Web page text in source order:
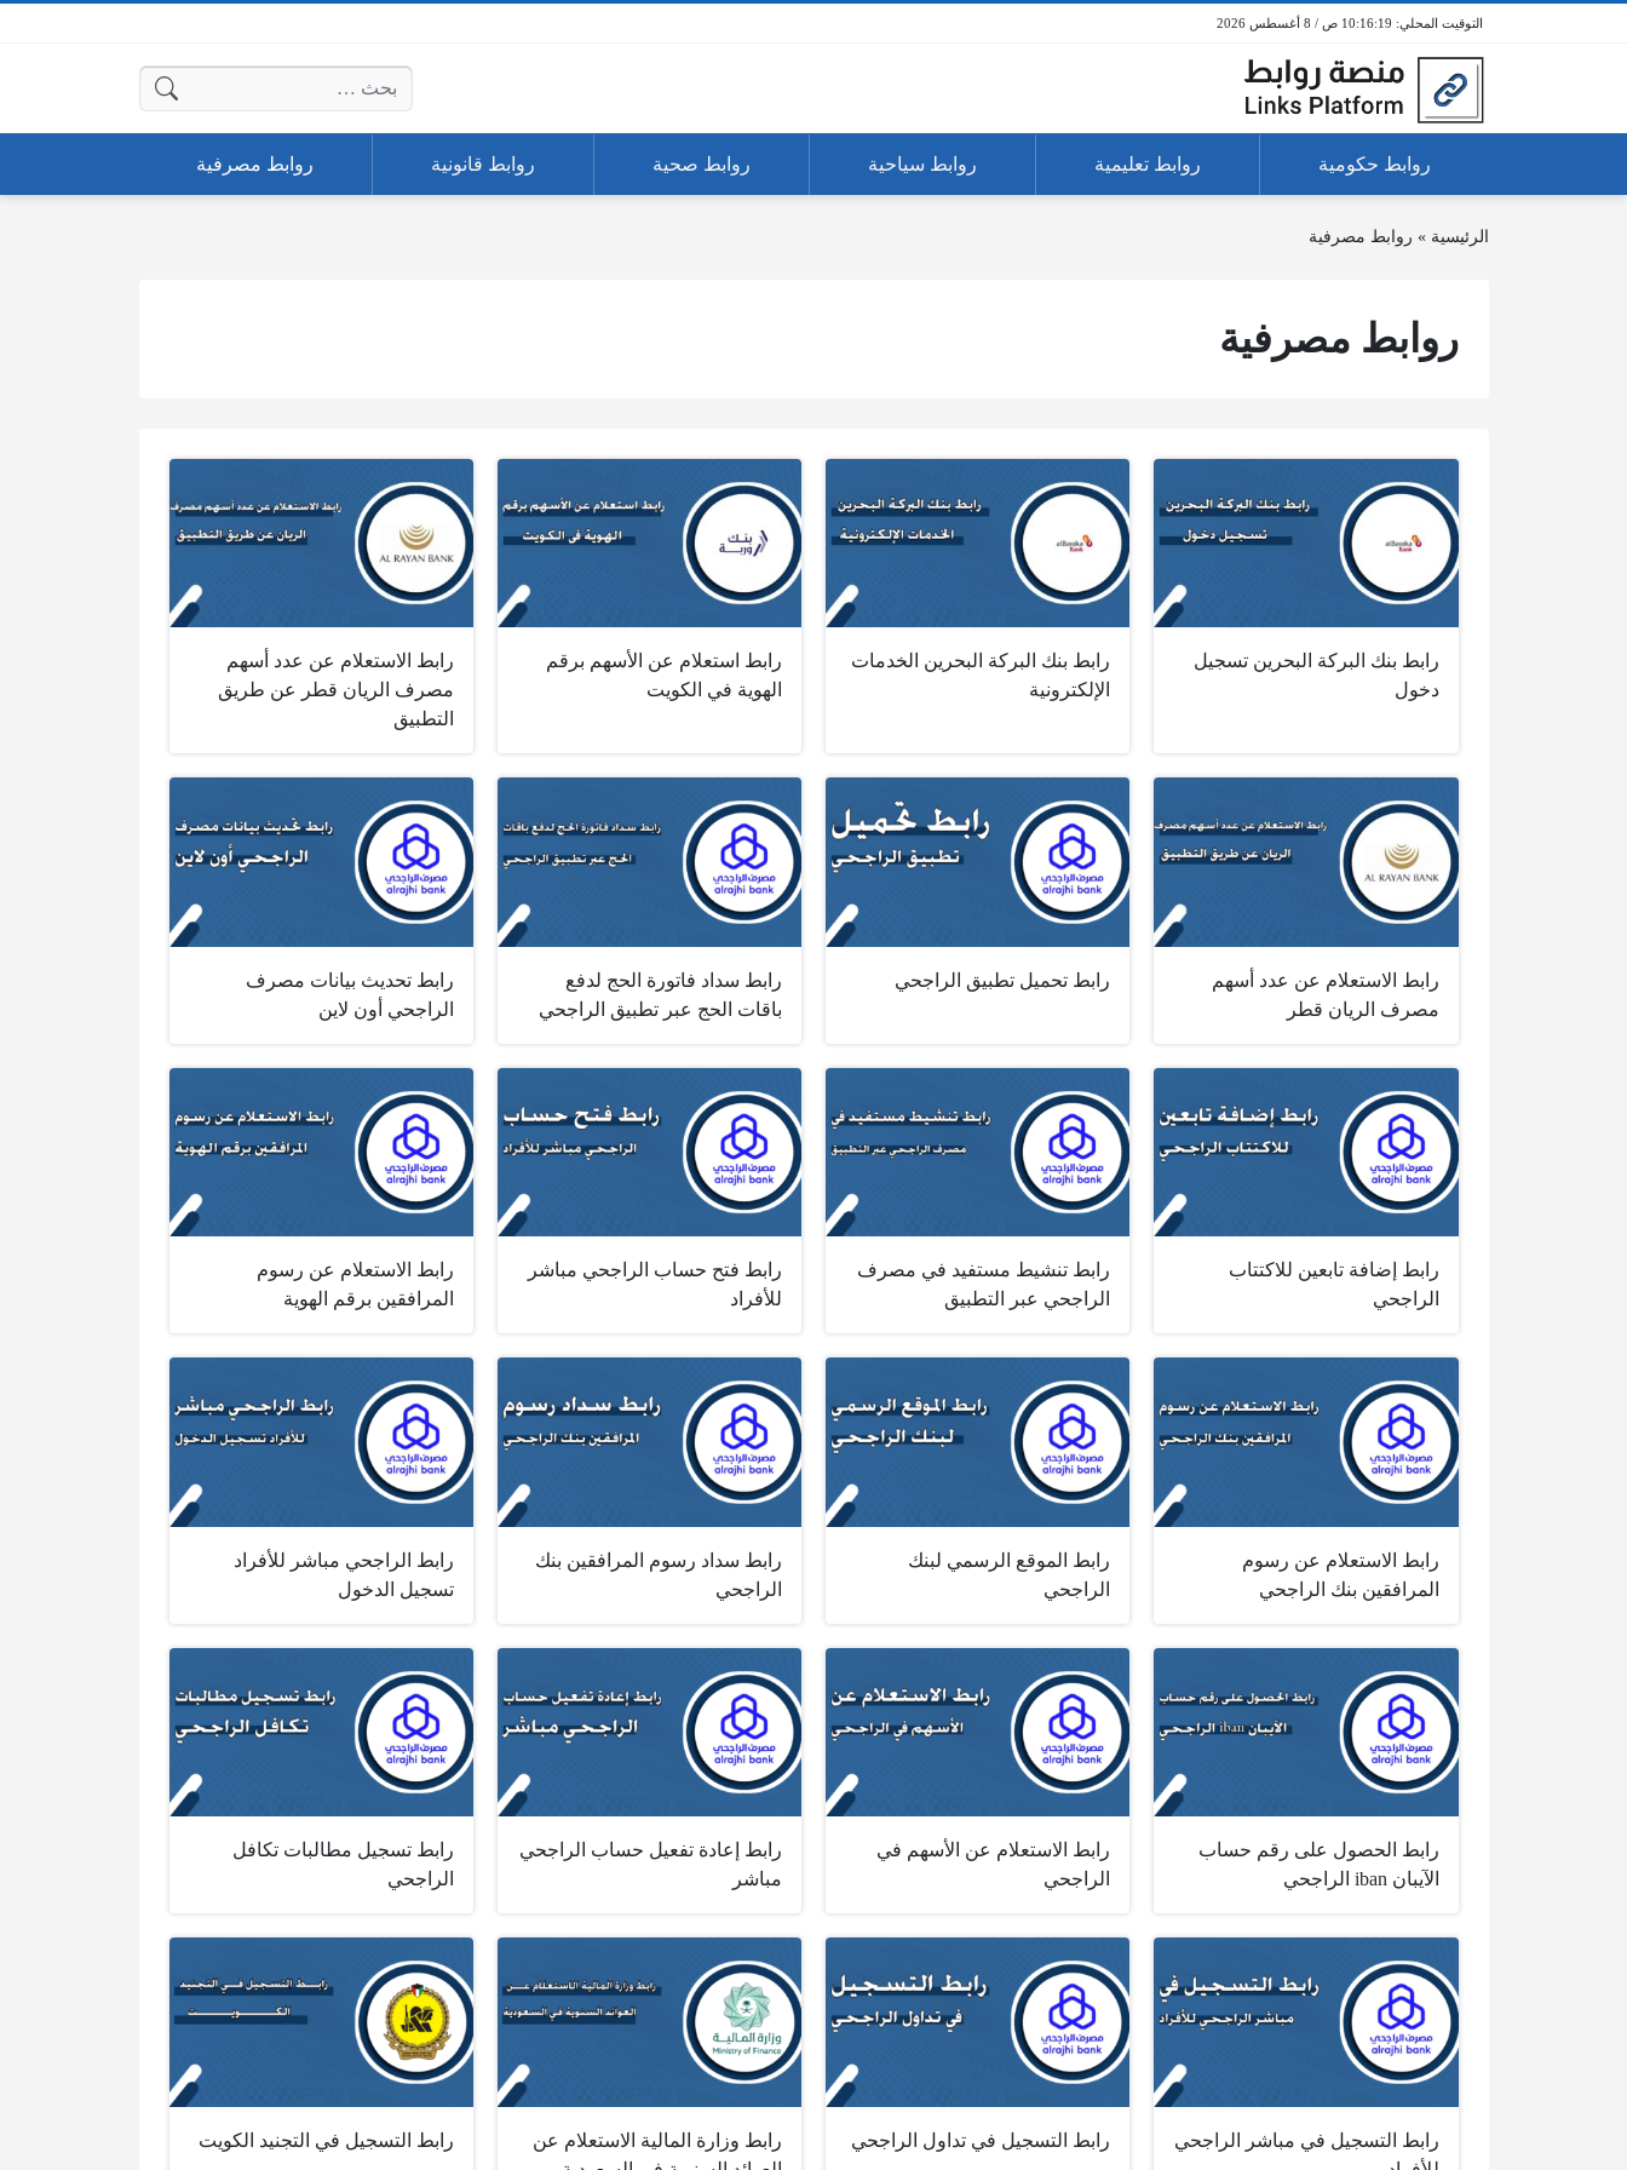
10:16:19 ص / 8 أغسطس 2026
البحث عن:
روابط حكومية روابط تعليمية روابط سياحية روابط صحية روابط قانونية روابط مصرفية
الرئيسية » روابط مصرفية
روابط مصرفية
رابط بنك البركة البحرين تسجيل
دخول
رابط بنك البركة البحرين الخدمات
الإلكترونية
رابط استعلام عن الأسهم برقم
الهوية في الكويت
رابط الاستعلام عن عدد أسهم
مصرف الريان قطر عن طريق
التطبيق
رابط الاستعلام عن عدد أسهم
مصرف الريان قطر
رابط تحميل تطبيق الراجحي
رابط سداد فاتورة الحج لدفع
باقات الحج عبر تطبيق الراجحي
رابط تحديث بيانات مصرف
الراجحي أون لاين
رابط إضافة تابعين للاكتتاب
الراجحي
رابط تنشيط مستفيد في مصرف
الراجحي عبر التطبيق
رابط فتح حساب الراجحي مباشر
للأفراد
رابط الاستعلام عن رسوم
المرافقين برقم الهوية
رابط الاستعلام عن رسوم
المرافقين بنك الراجحي
رابط الموقع الرسمي لبنك
الراجحي
رابط سداد رسوم المرافقين بنك
الراجحي
رابط الراجحي مباشر للأفراد
تسجيل الدخول
رابط الحصول على رقم حساب
الآيبان iban الراجحي
رابط الاستعلام عن الأسهم في
الراجحي
رابط إعادة تفعيل حساب الراجحي
مباشر
رابط تسجيل مطالبات تكافل
الراجحي
رابط التسجيل في مباشر الراجحي
رابط التسجيل في تداول الراجحي
رابط وزارة المالية الاستعلام عن
رابط التسجيل في التجنيد الكويت